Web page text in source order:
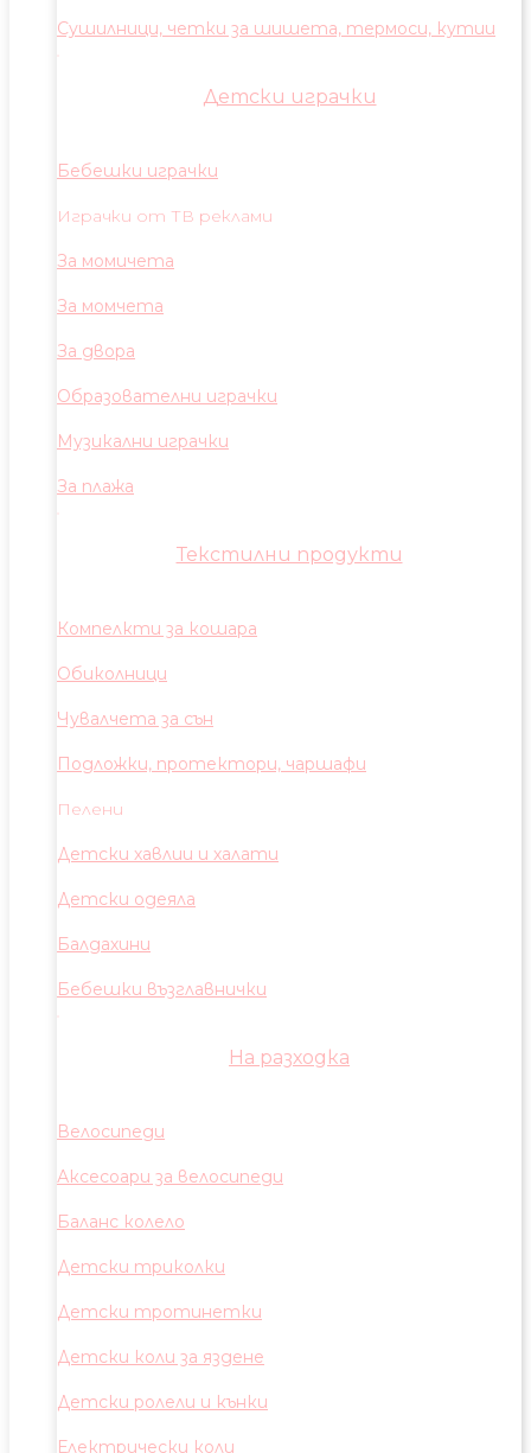
Сушилници, четки за шишета, термоси, кутии
Детски играчки
Бебешки играчки
Играчки от ТВ реклами
За момичета
За момчета
За двора
Образователни играчки
Музикални играчки
За плажа
Текстилни продукти
Компелкти за кошара
Обиколници
Чувалчета за сън
Подложки, протектори, чаршафи
Пелени
Детски хавлии и халати
Детски одеяла
Балдахини
Бебешки възглавнички
На разходка
Велосипеди
Аксесоари за велосипеди
Баланс колело
Детски триколки
Детски тротинетки
Детски коли за яздене
Детски ролели и кънки
Електрически коли